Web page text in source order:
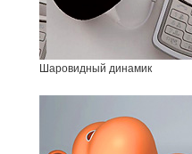
Шаровидный динамик